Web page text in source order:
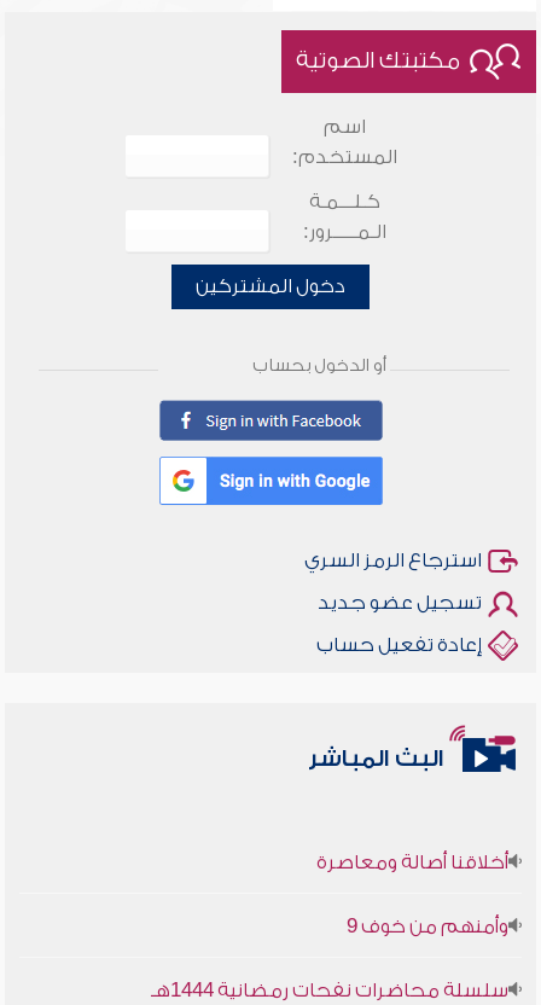
مكتبتك الصوتية
اسم
المستخدم:
كـلـــمـة
الـمـــــرور:
دخول المشتركين
أو الدخول بحساب
استرجاع الرمز السري
تسجيل عضو جديد
إعادة تفعيل حساب
البث المباشر
أخلاقنا أصالة ومعاصرة
وأمنهم من خوف 9
سلسلة محاضرات نفحات رمضانية 1444هـ